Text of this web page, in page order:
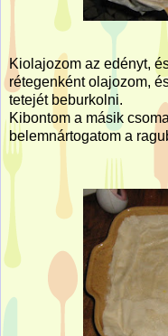
Kiolajozom az edényt,
rétegenként olajozom,
tetejét beburkolni.
Kibontom a másik
belemnártogatom a